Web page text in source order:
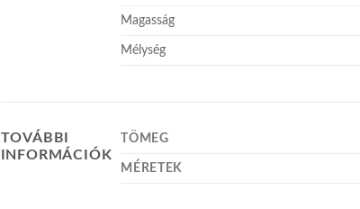
Magasság
Mélység
TOVÁBBI
INFORMÁCIÓK
TÖMEG
MÉRETEK